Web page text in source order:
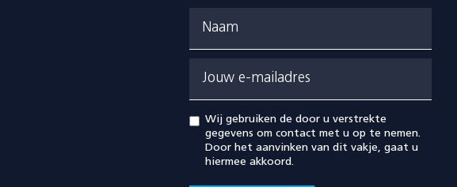
Naam
Jouw e-mailadres
Wij gebruiken de door u verstrekte
gegevens om contact met u op te nemen.
Door het aanvinken van dit vakje, gaat u
hiermee akkoord.